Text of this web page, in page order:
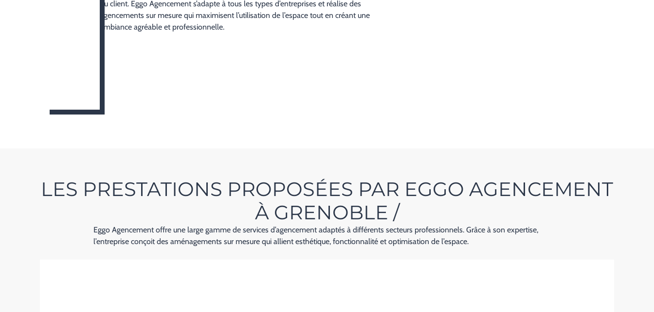
du client. Eggo Agencement s’adapte à tous les types d’entreprises et réalise des
agencements sur mesure qui maximisent l’utilisation de l’espace tout en créant une
ambiance agréable et professionnelle.
LES PRESTATIONS PROPOSÉES PAR EGGO AGENCEMENT
À GRENOBLE /
Eggo Agencement offre une large gamme de services d’agencement adaptés à différents secteurs professionnels. Grâce à son expertise,
l’entreprise conçoit des aménagements sur mesure qui allient esthétique, fonctionnalité et optimisation de l’espace.